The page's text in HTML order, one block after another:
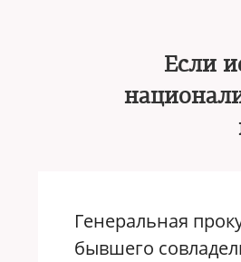
Если
Генеральная
бывшего